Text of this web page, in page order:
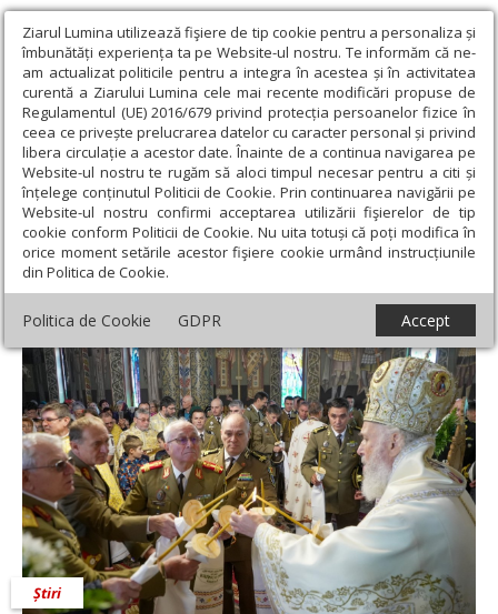
Ziarul Lumina utilizează fişiere de tip cookie pentru a personaliza și
îmbunătăți experiența ta pe Website-ul nostru. Te informăm că ne-
am actualizat politicile pentru a integra în acestea și în activitatea
curentă a Ziarului Lumina cele mai recente modificări propuse de
Regulamentul (UE) 2016/679 privind protecția persoanelor fizice în
ceea ce privește prelucrarea datelor cu caracter personal și privind
libera circulație a acestor date. Înainte de a continua navigarea pe
Website-ul nostru te rugăm să aloci timpul necesar pentru a citi și
înțelege conținutul Politicii de Cookie. Prin continuarea navigării pe
Website-ul nostru confirmi acceptarea utilizării fişierelor de tip
cookie conform Politicii de Cookie. Nu uita totuși că poți modifica în
orice moment setările acestor fişiere cookie urmând instrucțiunile
din Politica de Cookie.
Politica de Cookie GDPR Accept
Ziarul Lumina › Actualitate religioasă › Știri › Sfinţirea picturii
capelei militare „Sfinţii Martiri Brâncoveni” din Brăila
Sfinţirea picturii capelei militare „Sfinţii
Martiri Brâncoveni” din Brăila
Știri